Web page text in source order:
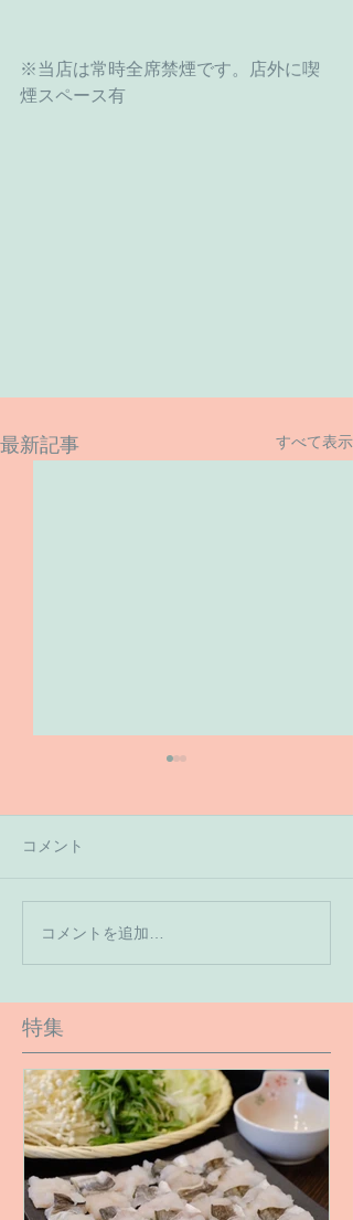
※当店は常時全席禁煙です。店外に喫
煙スペース有
最新記事 すべて表示
【６月１６日のご予約状
況です】
コメント
コメントを追加…
特集